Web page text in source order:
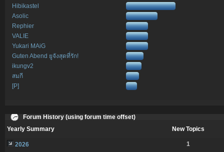
Hibikastel
Asolic
Rephier
VALIE
Yukari MAiG
Guten Abend ยูจังสุดที่รัก!
ikungv2
สมกี
[P]
Forum History (using forum time offset)
Yearly Summary
New Topics
2026
1